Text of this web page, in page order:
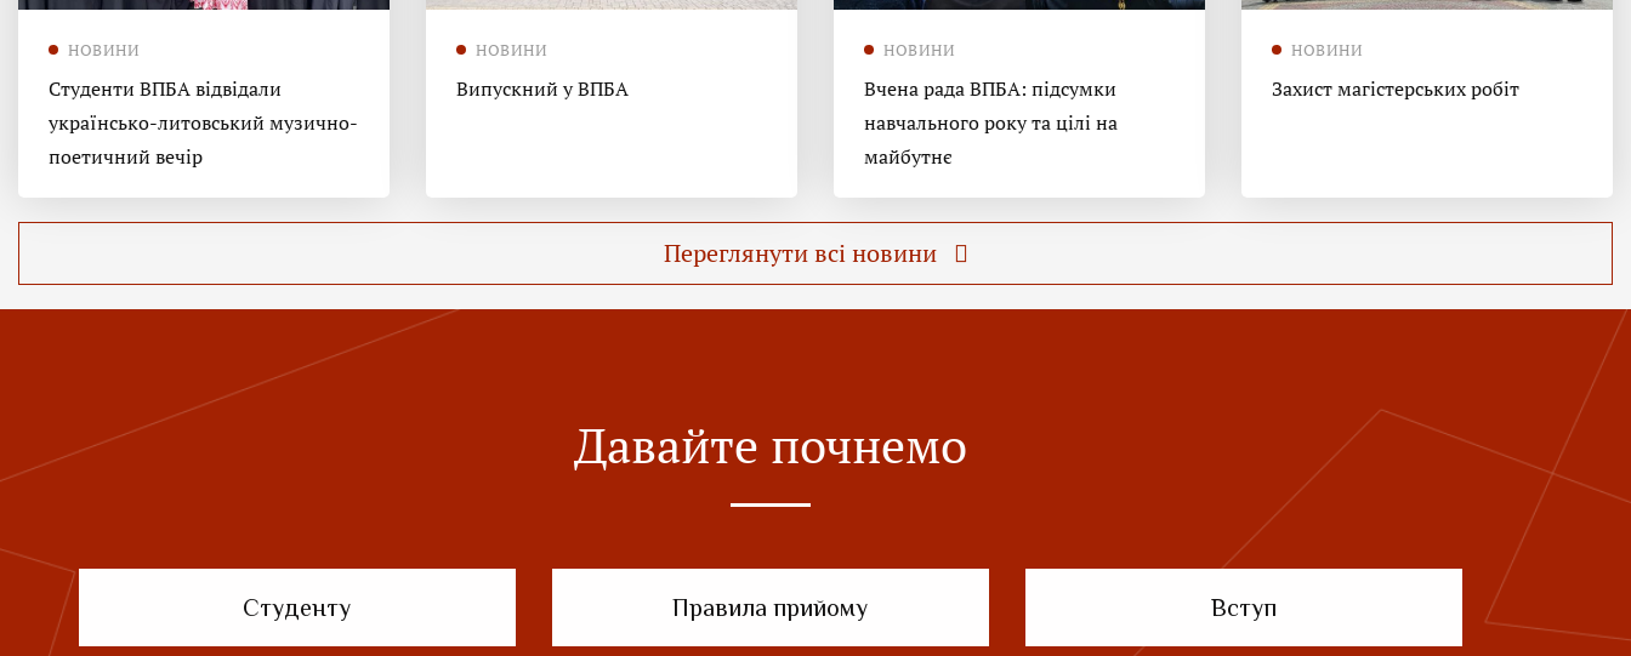
НОВИНИ
Студенти ВПБА відвідали
українсько-литовський музично-
поетичний вечір
НОВИНИ
Випускний у ВПБА
НОВИНИ
Вчена рада ВПБА: підсумки
навчального року та цілі на
майбутнє
НОВИНИ
Захист магістерських робіт
Переглянути всі новини
Давайте почнемо
Студенту Правила прийому Вступ